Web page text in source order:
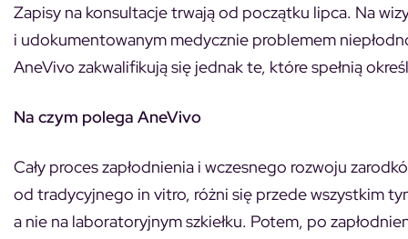
Zapisy na konsultacje trwają od początku lipca. Na
i udokumentowanym medycznie problemem
AneVivo zakwalifikują się jednak te, które spełnią
Na czym polega AneVivo
Cały proces zapłodnienia i wczesnego rozwoju
od tradycyjnego in vitro, różni się przede wszystkim
a nie na laboratoryjnym szkiełku. Potem, po